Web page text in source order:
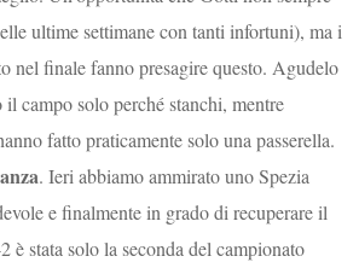
ultime settimane con tanti infortuni), ma i
nel finale fanno presagire questo. Agudelo
campo solo perché stanchi, mentre
fatto praticamente solo una passerella.
. Ieri abbiamo ammirato uno Spezia
e finalmente in grado di recuperare il
è stata solo la seconda del campionato